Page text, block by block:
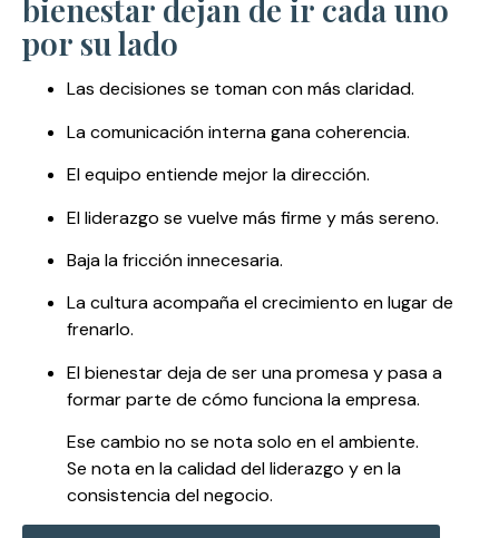
bienestar dejan de ir cada uno
por su lado
Las decisiones se toman con más claridad.
La comunicación interna gana coherencia.
El equipo entiende mejor la dirección.
El liderazgo se vuelve más firme y más sereno.
Baja la fricción innecesaria.
La cultura acompaña el crecimiento en lugar de
frenarlo.
El bienestar deja de ser una promesa y pasa a
formar parte de cómo funciona la empresa.
Ese cambio no se nota solo en el ambiente.
Se nota en la calidad del liderazgo y en la
consistencia del negocio.